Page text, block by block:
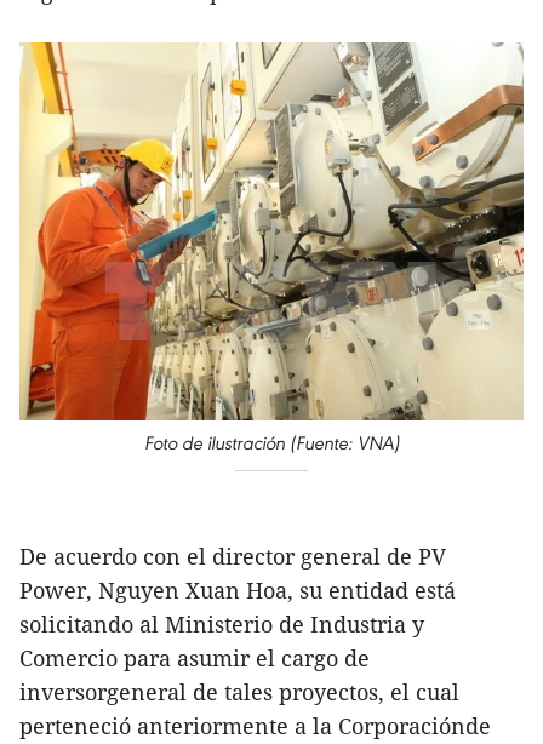
Foto de ilustración (Fuente: VNA)
De acuerdo con el director general de PV
Power, Nguyen Xuan Hoa, su entidad está
solicitando al Ministerio de Industria y
Comercio para asumir el cargo de
inversorgeneral de tales proyectos, el cual
perteneció anteriormente a la Corporaciónde